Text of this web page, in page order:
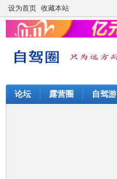
设为首页 收藏本站
论坛 露营圈 自驾游